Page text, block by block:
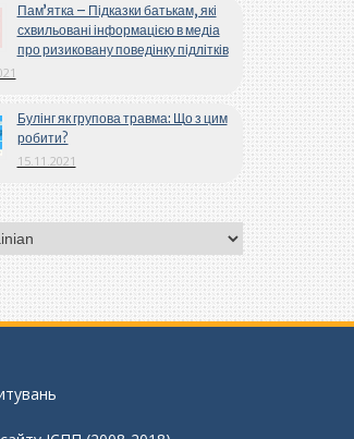
Пам’ятка – Підказки батькам, які
схвильовані інформацією в медіа
про ризиковану поведінку підлітків
Булінг як групова травма: Що з цим
робити?
15.11.2021